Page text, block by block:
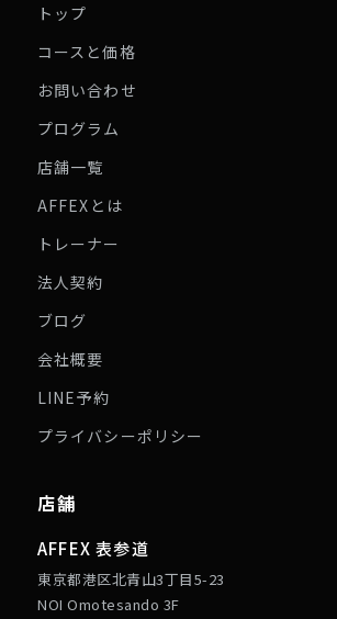
トップ
コースと価格
お問い合わせ
プログラム
店舗一覧
AFFEXとは
トレーナー
法人契約
ブログ
会社概要
LINE予約
プライバシーポリシー
店舗
AFFEX 表参道
東京都港区北青山3丁目5-23
NOI Omotesando 3F